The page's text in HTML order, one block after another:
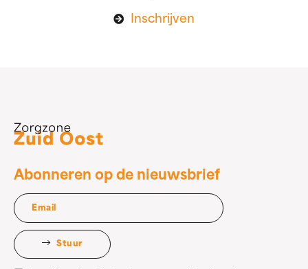
Inschrijven
Abonneren op de nieuwsbrief
Stuur